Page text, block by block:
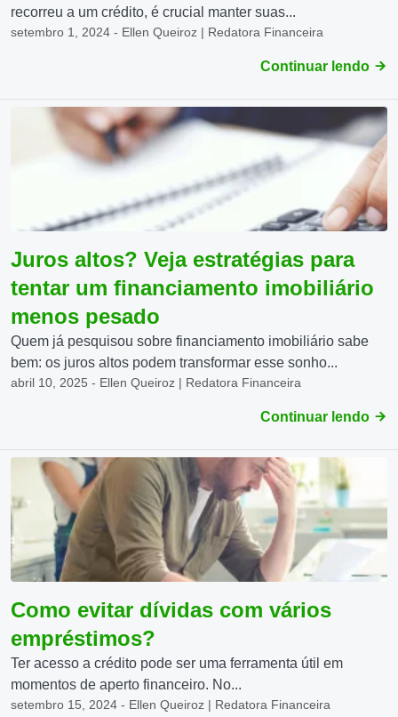
recorreu a um crédito, é crucial manter suas...
setembro 1, 2024 - Ellen Queiroz | Redatora Financeira
Continuar lendo
Juros altos? Veja estratégias para
tentar um financiamento imobiliário
menos pesado
Quem já pesquisou sobre financiamento imobiliário sabe
bem: os juros altos podem transformar esse sonho...
abril 10, 2025 - Ellen Queiroz | Redatora Financeira
Continuar lendo
Como evitar dívidas com vários
empréstimos?
Ter acesso a crédito pode ser uma ferramenta útil em
momentos de aperto financeiro. No...
setembro 15, 2024 - Ellen Queiroz | Redatora Financeira